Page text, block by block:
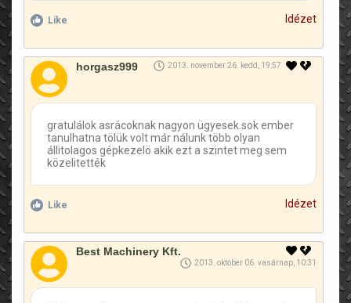
Like Idézet
horgasz999 2013. november 26. kedd, 19:57
gratulálok asrácoknak nagyon ügyesek.sok ember
tanulhatna tölük volt már nálunk több olyan
állitolagos gépkezelö akik ezt a szintet meg sem
közelitették
Like Idézet
Best Machinery Kft.
2013. október 06. vasárnap, 10:31